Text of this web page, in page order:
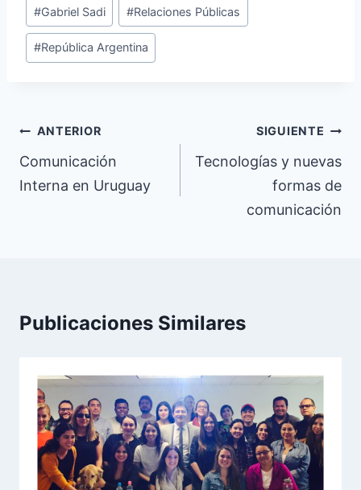
la
entrada:
#Gabriel Sadi #Relaciones Públicas
#República Argentina
Navegación
de
entradas
ANTERIOR
Comunicación
Interna en Uruguay
SIGUIENTE
Tecnologías y nuevas
formas de
comunicación
Publicaciones Similares